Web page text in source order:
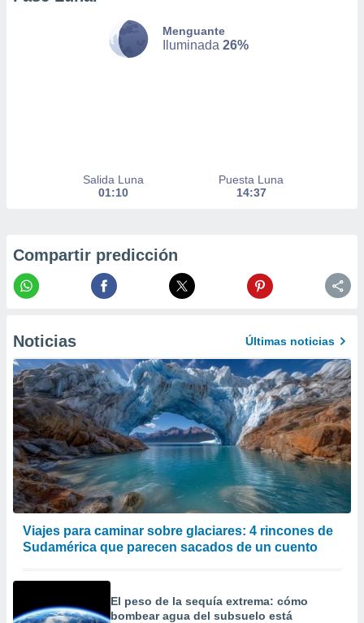
en
a lo que
Para
datos
momento
en
en
en
de
o acceder
Menguante
Iluminada 26%
Salida Luna
01:10
Puesta Luna
14:37
Compartir predicción
Noticias Últimas noticias
Viajes para caminar sobre glaciares: 4 rincones de
Sudamérica que parecen sacados de un cuento
El peso de la sequía extrema: cómo
bombear agua del subsuelo está